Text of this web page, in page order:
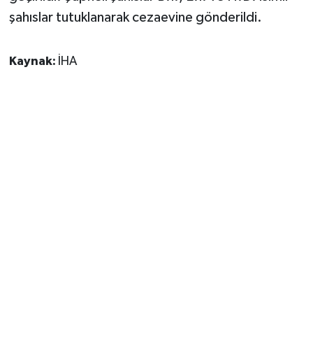
şahıslar tutuklanarak cezaevine gönderildi.
Kaynak: İHA